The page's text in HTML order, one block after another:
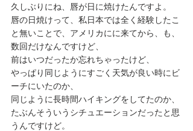
久しぶりにね、唇が日に焼けたんですよ。
唇の日焼けって、私日本では全く経験したこ
と無いことで、アメリカにに来てから、も、
数回だけなんですけど、
前はいつだったか忘れちゃったけど、
やっぱり同じようにすごく天気が良い時にビ
ーチにいたのか、
同じように長時間ハイキングをしてたのか、
たぶんそういうシチュエーションだったと思
うんですけど。